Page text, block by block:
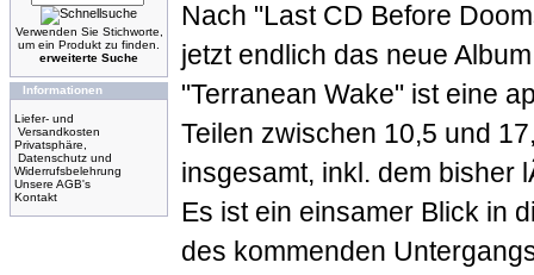
Verwenden Sie Stichworte,
um ein Produkt zu finden.
erweiterte Suche
Informationen
Liefer- und
Versandkosten
Privatsphäre,
Datenschutz und
Widerrufsbelehrung
Unsere AGB's
Kontakt
Nach "Last CD Before
jetzt endlich das neue
"Terranean Wake" ist eine
Teilen zwischen 10,5 und
insgesamt, inkl. dem bisher
Es ist ein einsamer Blick in
des kommenden